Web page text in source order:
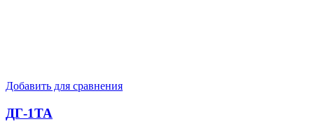
Добавить для сравнения
ДГ-1ТА